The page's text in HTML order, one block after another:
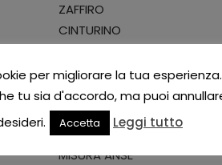
ZAFFIRO
CINTURINO
CHIUSURA CINTURINO
SCALETTA SOLIDA
LUNGHEZZA CINTURINO
20 CM.
MISURA ANSE
per migliorare la tua esperienza.
tu sia d'accordo, ma puoi
Accetta Leggi tutto